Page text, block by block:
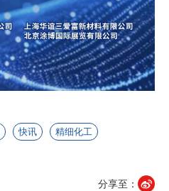
快讯
精细化工
分享至：